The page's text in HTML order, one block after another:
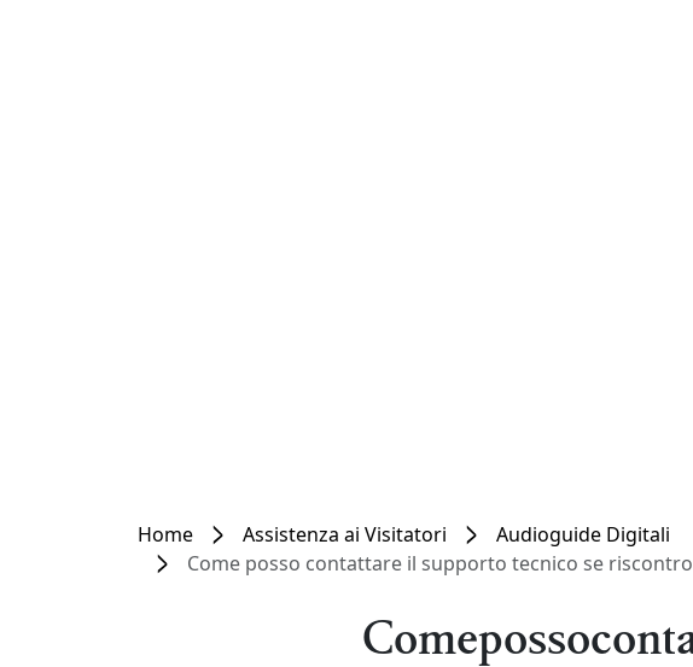
Home Assistenza ai Visitatori
Audioguide Digitali
Come posso contattare il supporto tecnico se